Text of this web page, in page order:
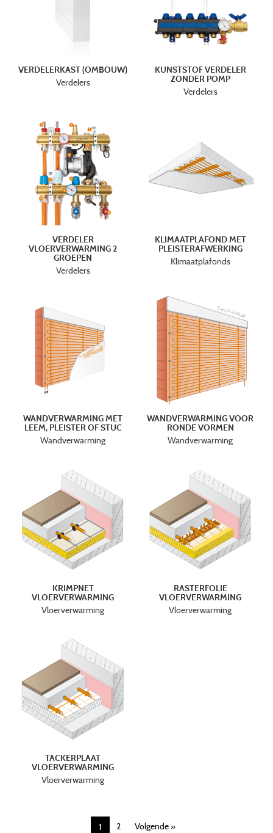
VERDELERKAST (OMBOUW)
Verdelers
KUNSTSTOF VERDELER
ZONDER POMP
Verdelers
VERDELER
VLOERVERWARMING 2
GROEPEN
Verdelers
KLIMAATPLAFOND MET
PLEISTERAFWERKING
Klimaatplafonds
WANDVERWARMING MET
LEEM, PLEISTER OF STUC
Wandverwarming
WANDVERWARMING VOOR
RONDE VORMEN
Wandverwarming
KRIMPNET
VLOERVERWARMING
Vloerverwarming
RASTERFOLIE
VLOERVERWARMING
Vloerverwarming
TACKERPLAAT
VLOERVERWARMING
Vloerverwarming
1 2 Volgende »